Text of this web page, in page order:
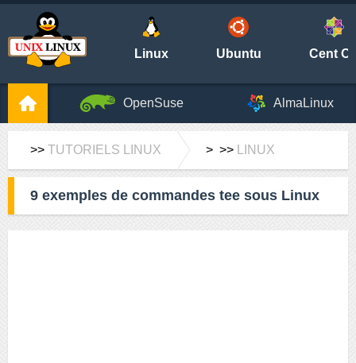
Linux Ubuntu Cent
OpenSuse AlmaLinux
>> TUTORIELS LINUX > >> LINUX
9 exemples de commandes tee sous Linux